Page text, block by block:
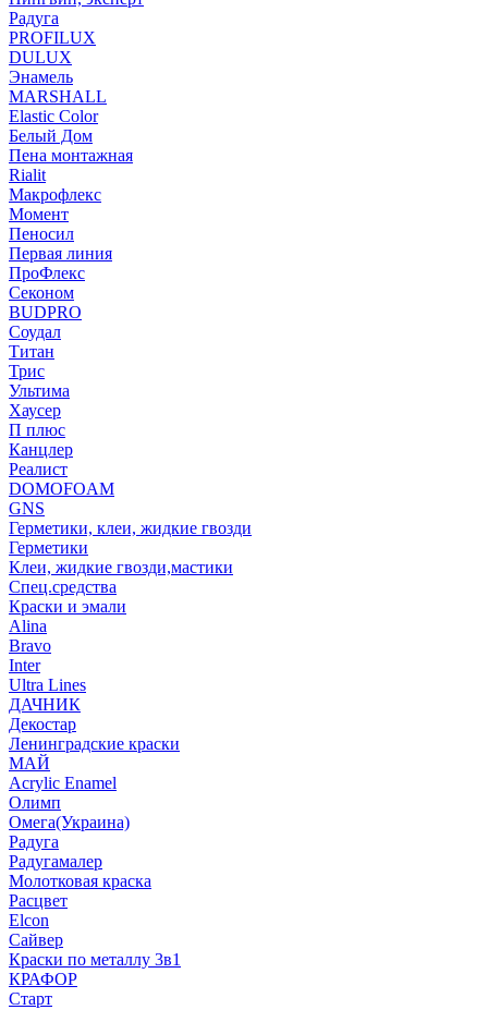
Радуга
PROFILUX
DULUX
Энамель
MARSHALL
Elastic Color
Белый Дом
Пена монтажная
Rialit
Макрофлекс
Момент
Пеносил
Первая линия
ПроФлекс
Секоном
BUDPRO
Соудал
Титан
Трис
Ультима
Хаусер
П плюс
Канцлер
Реалист
DOMOFOAM
GNS
Герметики, клеи, жидкие гвозди
Герметики
Клеи, жидкие гвозди,мастики
Спец.средства
Краски и эмали
Alina
Bravo
Inter
Ultra Lines
ДАЧНИК
Декостар
Ленинградские краски
МАЙ
Acrylic Enamel
Олимп
Омега(Украина)
Радуга
Радугамалер
Молотковая краска
Расцвет
Elcon
Сайвер
Краски по металлу 3в1
КРАФОР
Старт